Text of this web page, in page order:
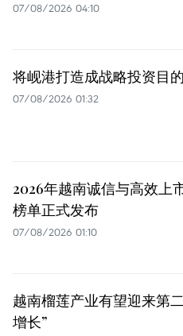
07/08/2026 04:10
将岘港打造成战略投资目
07/08/2026 01:32
2026年越南诚信与高效上
榜单正式发布
07/08/2026 01:10
越南榴莲产业有望迎来第
增长”